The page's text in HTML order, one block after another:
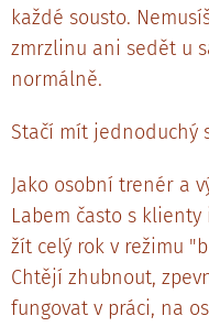
každé sousto.
zmrzlinu ani sedět u
normálně.
Stačí mít jednoduchý
Jako osobní trenér a
Labem často s
žít celý rok v režimu
Chtějí zhubnout,
fungovat v práci, na